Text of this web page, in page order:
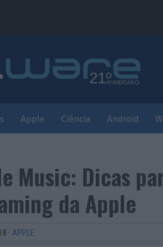
Apple Ciência Android
Music: Dicas
da Apple
· APPLE